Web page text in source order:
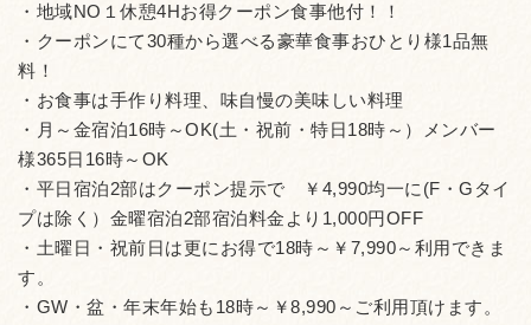
・地域NO１休憩4Hお得クーポン食事他付！！
・クーポンにて30種から選べる豪華食事おひとり様1品無
料！
・お食事は手作り料理、味自慢の美味しい料理
・月～金宿泊16時～OK(土・祝前・特日18時～）メンバー
様365日16時～OK
・平日宿泊2部はクーポン提示で ￥4,990均一に(F・Gタイ
プは除く）金曜宿泊2部宿泊料金より1,000円OFF
・土曜日・祝前日は更にお得で18時～￥7,990～利用できま
す。
・GW・盆・年末年始も18時～￥8,990～ご利用頂けます。